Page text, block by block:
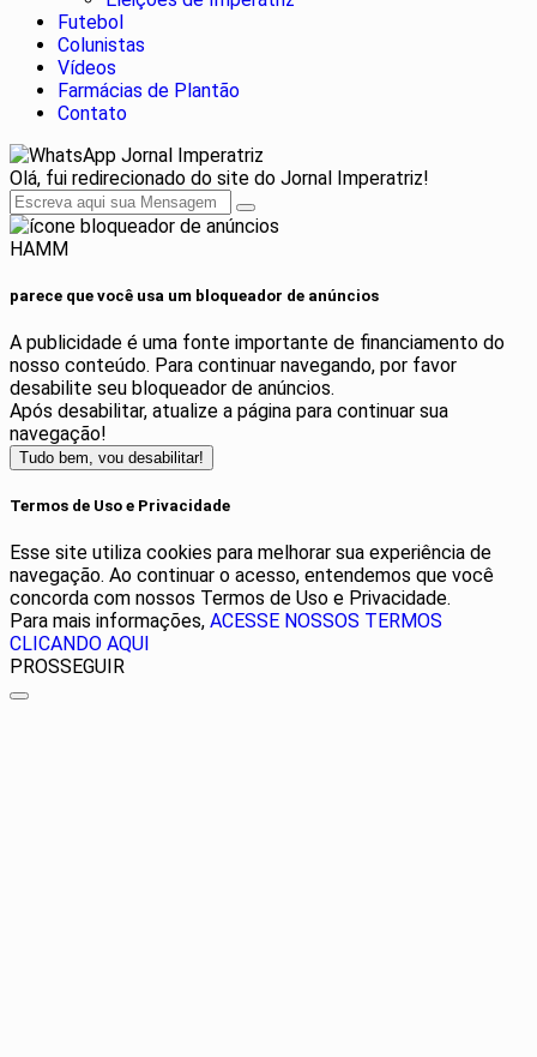
Futebol
Colunistas
Vídeos
Farmácias de Plantão
Contato
Jornal Imperatriz
Olá, fui redirecionado do site do Jornal Imperatriz!
HAMM
parece que você usa um bloqueador de anúncios
A publicidade é uma fonte importante de financiamento do
nosso conteúdo. Para continuar navegando, por favor
desabilite seu bloqueador de anúncios.
Após desabilitar, atualize a página para continuar sua
navegação!
Tudo bem, vou desabilitar!
Termos de Uso e Privacidade
Esse site utiliza cookies para melhorar sua experiência de
navegação. Ao continuar o acesso, entendemos que você
concorda com nossos Termos de Uso e Privacidade.
Para mais informações, ACESSE NOSSOS TERMOS
CLICANDO AQUI
PROSSEGUIR